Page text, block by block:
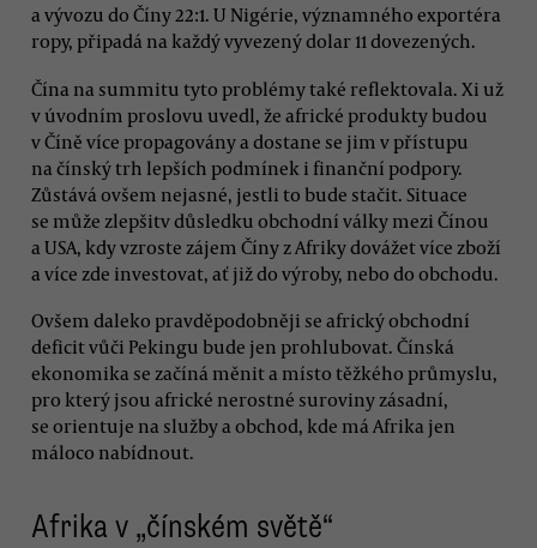
a vývozu do Číny 22:1. U Nigérie, významného exportéra
ropy, připadá na každý vyvezený dolar 11 dovezených.
Čína na summitu tyto problémy také reflektovala. Xi už
v úvodním proslovu uvedl, že africké produkty budou
v Číně více propagovány a dostane se jim v přístupu
na čínský trh lepších podmínek i finanční podpory.
Zůstává ovšem nejasné, jestli to bude stačit. Situace
se může zlepšitv důsledku obchodní války mezi Čínou
a USA, kdy vzroste zájem Číny z Afriky dovážet více zboží
a více zde investovat, ať již do výroby, nebo do obchodu.
Ovšem daleko pravděpodobněji se africký obchodní
deficit vůči Pekingu bude jen prohlubovat. Čínská
ekonomika se začíná měnit a místo těžkého průmyslu,
pro který jsou africké nerostné suroviny zásadní,
se orientuje na služby a obchod, kde má Afrika jen
máloco nabídnout.
Afrika v „čínském světě“